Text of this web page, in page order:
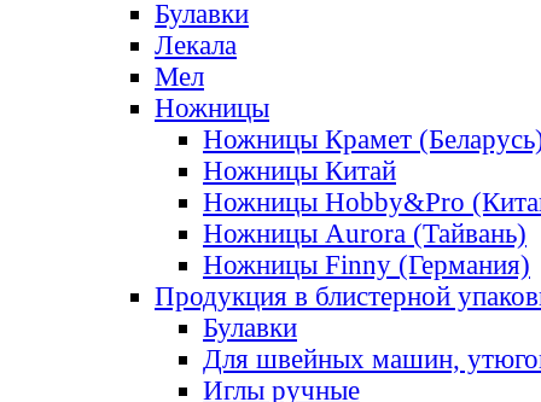
Булавки
Лекала
Мел
Ножницы
Ножницы Крамет
Ножницы Китай
Ножницы Hobby&Pro
Ножницы Aurora (Тайвань)
Ножницы Finny (Германия)
Продукция в блистерной
Булавки
Для швейных машин,
Иглы ручные